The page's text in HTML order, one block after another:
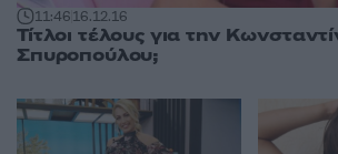
11:4616.12.16
Τίτλοι τέλους για την
Σπυροπούλου;